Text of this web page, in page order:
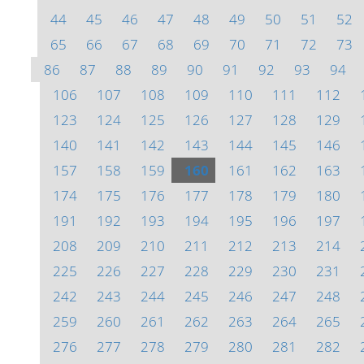
44
45 46 47 48 49 50 51
52
65
66 67 68 69 70 71 72
73
86
87 88 89 90 91 92 93
94
106
107 108 109 110 111 112
123
124 125 126 127 128 129
140
141 142 143 144 145 146
157
158 159 160 161 162 163
174
175 176 177 178 179 180
191
192 193 194 195 196 197
208
209 210 211 212 213 214
225
226 227 228 229 230 231
242
243 244 245 246 247 248
259
260 261 262 263 264 265
276
277 278 279 280 281 282